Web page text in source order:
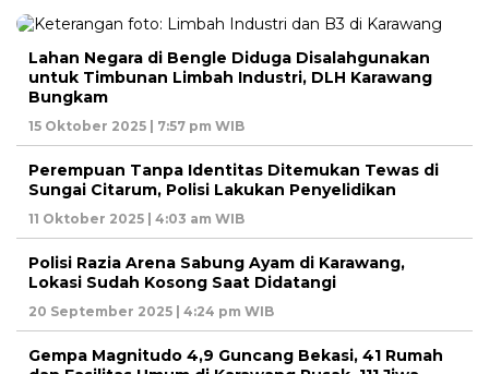
Lahan Negara di Bengle Diduga Disalahgunakan
untuk Timbunan Limbah Industri, DLH Karawang
Bungkam
15 Oktober 2025 | 7:57 pm WIB
Perempuan Tanpa Identitas Ditemukan Tewas di
Sungai Citarum, Polisi Lakukan Penyelidikan
11 Oktober 2025 | 4:03 am WIB
Polisi Razia Arena Sabung Ayam di Karawang,
Lokasi Sudah Kosong Saat Didatangi
20 September 2025 | 4:24 pm WIB
Gempa Magnitudo 4,9 Guncang Bekasi, 41 Rumah